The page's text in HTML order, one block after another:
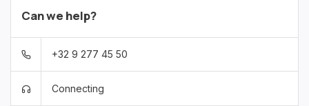
Can we help?
+32 9 277 45 50
Connecting